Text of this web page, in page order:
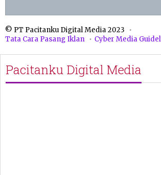
© PT Pacitanku Digital Media 2023
Tata Cara Pasang Iklan
Cyber Media
Pacitanku Digital Media